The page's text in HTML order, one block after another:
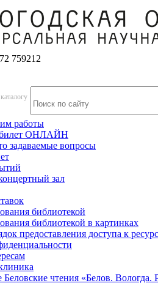
759212
работы
билет ОНЛАЙН
задаваемые вопросы
зал
библиотекой
библиотекой в картинках
предоставления доступа к
Беловские чтения «Белов. Вологда.